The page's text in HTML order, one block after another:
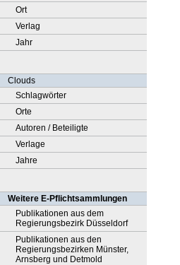
Ort
Verlag
Jahr
Clouds
Schlagwörter
Orte
Autoren / Beteiligte
Verlage
Jahre
Weitere E-Pflichtsammlungen
Publikationen aus dem
Regierungsbezirk Düsseldorf
Publikationen aus den
Regierungsbezirken Münster,
Arnsberg und Detmold